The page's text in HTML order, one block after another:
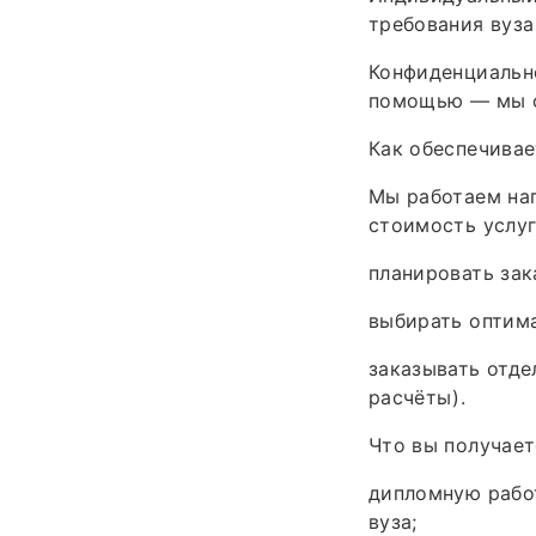
требования
помощью — мы
Как
Мы работаем
стоимость
планировать
выбирать
заказывать
расчёты).
Что вы
дипломную
вуза;